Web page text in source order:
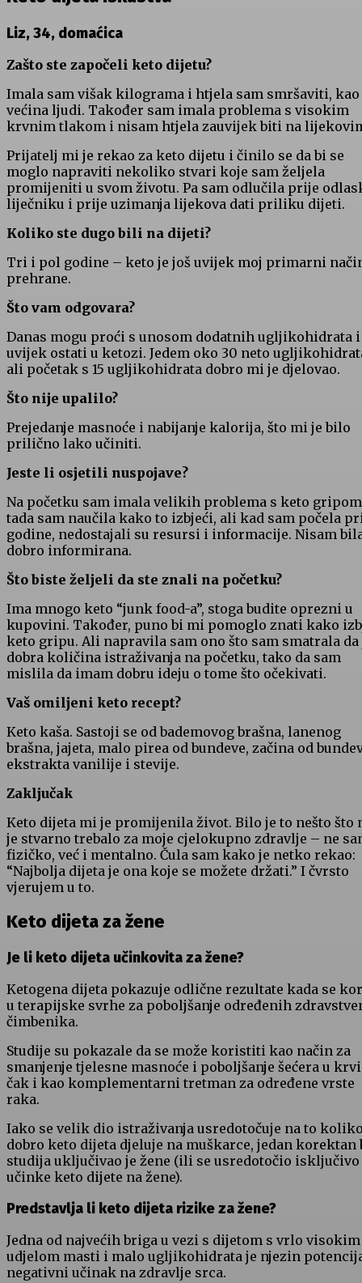
Liz, 34, domaćica
Zašto ste započeli keto dijetu?
Imala sam višak kilograma i htjela sam smršaviti,
većina ljudi. Također sam imala problema s visokim
krvnim tlakom i nisam htjela zauvijek biti na
Prijatelj mi je rekao za keto dijetu i činilo se da bi se
moglo napraviti nekoliko stvari koje sam željela
promijeniti u svom životu. Pa sam odlučila prije
liječniku i prije uzimanja lijekova dati priliku dijeti.
Koliko ste dugo bili na dijeti?
Tri i pol godine – keto je još uvijek moj primarni
prehrane.
Što vam odgovara?
Danas mogu proći s unosom dodatnih ugljikohidrata i
uvijek ostati u ketozi. Jedem oko 30 neto
ali početak s 15 ugljikohidrata dobro mi je djelovao.
Što nije upalilo?
Prejedanje masnoće i nabijanje kalorija, što mi je bilo
prilično lako učiniti.
Jeste li osjetili nuspojave?
Na početku sam imala velikih problema s keto
tada sam naučila kako to izbjeći, ali kad sam počela
godine, nedostajali su resursi i informacije. Nisam
dobro informirana.
Što biste željeli da ste znali na početku?
Ima mnogo keto “junk food-a”, stoga budite oprezni u
kupovini. Također, puno bi mi pomoglo znati kako
keto gripu. Ali napravila sam ono što sam smatrala da
dobra količina istraživanja na početku, tako da sam
mislila da imam dobru ideju o tome što očekivati.
Vaš omiljeni keto recept?
Keto kaša. Sastoji se od bademovog brašna, lanenog
brašna, jajeta, malo pirea od bundeve, začina od
ekstrakta vanilije i stevije.
Zaključak
Keto dijeta mi je promijenila život. Bilo je to nešto što
je stvarno trebalo za moje cjelokupno zdravlje – ne
fizičko, već i mentalno. Čula sam kako je netko rekao:
“Najbolja dijeta je ona koje se možete držati.” I čvrsto
vjerujem u to.
Keto dijeta za žene
Je li keto dijeta učinkovita za žene?
Ketogena dijeta pokazuje odlične rezultate kada se
u terapijske svrhe za poboljšanje određenih
čimbenika.
Studije su pokazale da se može koristiti kao način za
smanjenje tjelesne masnoće i poboljšanje šećera u
čak i kao komplementarni tretman za određene vrste
raka.
Iako se velik dio istraživanja usredotočuje na to
dobro keto dijeta djeluje na muškarce, jedan korektan
studija uključivao je žene (ili se usredotočio isključivo
učinke keto dijete na žene).
Predstavlja li keto dijeta rizike za žene?
Jedna od najvećih briga u vezi s dijetom s vrlo visokim
udjelom masti i malo ugljikohidrata je njezin
negativni učinak na zdravlje srca.